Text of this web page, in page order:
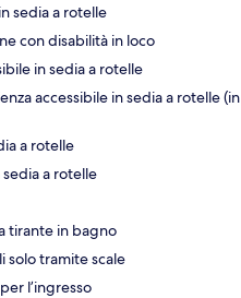
sedia a rotelle
con disabilità in loco
in sedia a rotelle
accessibile in sedia a rotelle (in
a rotelle
a rotelle
tirante in bagno
solo tramite scale
l’ingresso